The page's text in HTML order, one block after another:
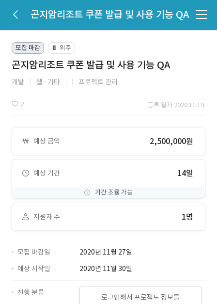
곤지암리조트 쿠폰 발급 및 사용 기능 QA
모집 마감 📔 외주
곤지암리조트 쿠폰 발급 및 사용 기능 QA
개발 웹 기타 프로젝트 관리
2 등록 일자 2020.11.19.
예상 금액 2,500,000원
예상 기간 14일
기간 조율 가능
지원자 수 1명
모집 마감일
2020년 11월 27일
예상 시작일
2020년 11월 30일
로그인해서 프로젝트 정보를
진행 분류